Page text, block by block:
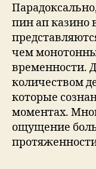
пин ап казино
чем
временности.
количеством
которые
моментах.
ощущение